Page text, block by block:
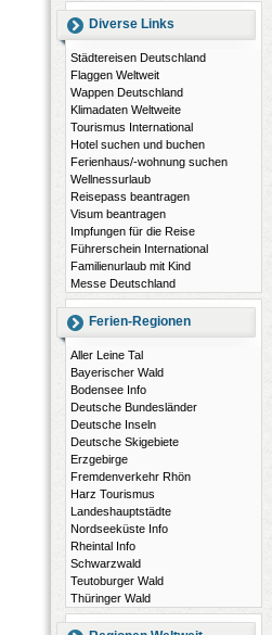
Diverse Links
Städtereisen Deutschland
Flaggen Weltweit
Wappen Deutschland
Klimadaten Weltweite
Tourismus International
Hotel suchen und buchen
Ferienhaus/-wohnung suchen
Wellnessurlaub
Reisepass beantragen
Visum beantragen
Impfungen für die Reise
Führerschein International
Familienurlaub mit Kind
Messe Deutschland
Ferien-Regionen
Aller Leine Tal
Bayerischer Wald
Bodensee Info
Deutsche Bundesländer
Deutsche Inseln
Deutsche Skigebiete
Erzgebirge
Fremdenverkehr Rhön
Harz Tourismus
Landeshauptstädte
Nordseeküste Info
Rheintal Info
Schwarzwald
Teutoburger Wald
Thüringer Wald